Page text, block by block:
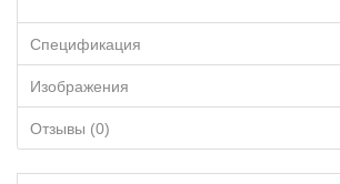
Спецификация
Изображения
Отзывы (0)